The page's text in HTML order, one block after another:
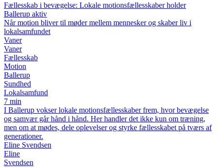
Fællesskab i bevægelse: Lokale motionsfællesskaber holder
Ballerup aktiv
Når motion bliver til møder mellem mennesker og skaber liv i
lokalsamfundet
Vaner
Vaner
Fællesskab
Motion
Ballerup
Sundhed
Lokalsamfund
7 min
I Ballerup vokser lokale motionsfællesskaber frem, hvor bevægelse
og samvær går hånd i hånd. Her handler det ikke kun om træning,
men om at mødes, dele oplevelser og styrke fællesskabet på tværs af
generationer.
Eline Svendsen
Eline
Svendsen